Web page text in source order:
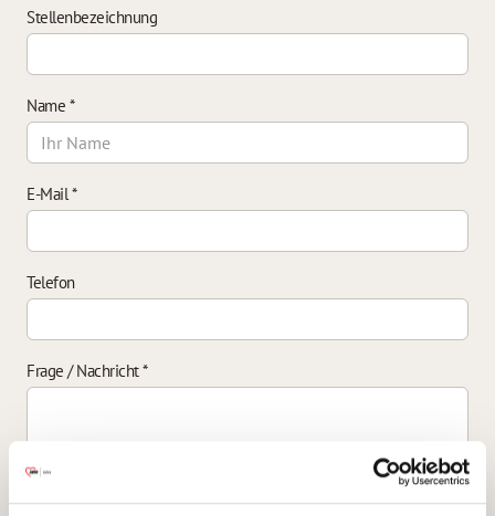
Stellenbezeichnung
Name *
E-Mail*
Telefon
Frage / Nachricht*